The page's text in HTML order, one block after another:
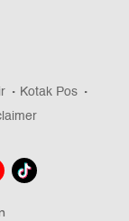
Kotak Pos